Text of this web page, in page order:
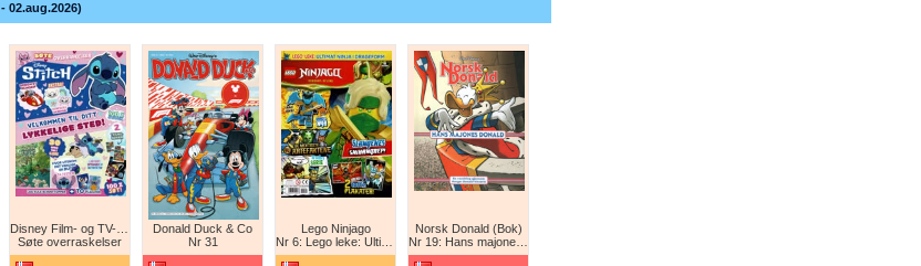
02.aug.2026)
Søte overraskelser
Donald Duck & Co
Nr 31
Lego Ninjago
Nr 6: Lego leke: Ultimat Ninja i drageform
Norsk Donald (Bok)
Nr 19: Hans majones Donald